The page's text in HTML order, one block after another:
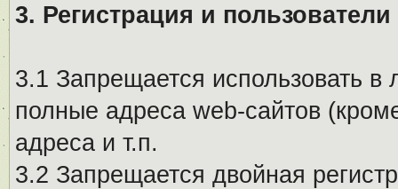
3. Регистрация и пользователи
3.1 Запрещается использовать
полные адреса web-сайтов
адреса и т.п.
3.2 Запрещается двойная